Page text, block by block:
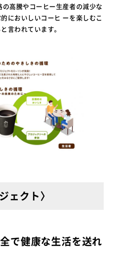
高騰やコーヒー生産者の減少な
においしいコーヒ ーを楽しむこ
言われています。
ェクト〉
で健康な生活を送れ